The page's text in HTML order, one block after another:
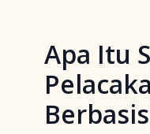
Apa Itu